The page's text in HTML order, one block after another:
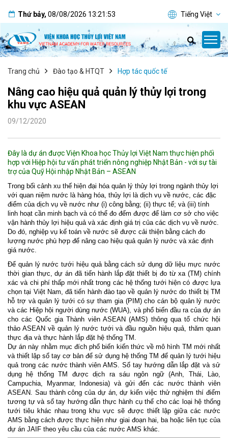
Thứ bảy, 08/08/2026 13:21:54 Tiếng Việt
Trang chủ Đào tạo & HTQT Hợp tác quốc tế
Nâng cao hiệu quả quản lý thủy lợi trong
khu vực ASEAN
09/12/2020
Đây là dự án được Viện Khoa học Thủy lợi Việt Nam thực hiện phối
hợp với Hiệp hội tư vấn phát triển nông nghiệp Nhật Bản - với sự tài
trợ của Quỹ Hội nhập Nhật Bản – ASEAN
Trong bối cảnh xu thế hiện đại hóa quản lý thủy lợi trong ngành thủy lợi
với quan niệm nước là hàng hóa, thủy lợi là dịch vụ về nước, các đặc
điểm của dịch vụ về nước như (i) công bằng; (ii) thực tế; và (iii) tính
linh hoạt cần minh bạch và có thể đo đếm được để làm cơ sở cho việc
vận hành thủy lợi hiệu quả và xác định giá trị của các dịch vụ về nước.
Do đó, nghiệp vụ kế toán về nước sẽ được cải thiện bằng cách đo
lượng nước phù hợp để nâng cao hiệu quả quản lý nước và xác định
giá nước.
Để quản lý nước tưới hiệu quả bằng cách sử dụng dữ liệu mực nước
thời gian thực, dự án đã tiến hành lắp đặt thiết bị đo từ xa (TM) chính
xác và chi phí thấp mới nhất trong các hệ thống tưới hiện có được lựa
chọn tại Việt Nam, đã tiến hành đào tạo về quản lý nước do thiết bị TM
hỗ trợ và quản lý tưới có sự tham gia (PIM) cho cán bộ quản lý nước
và các Hiệp hội người dùng nước (WUA), và phổ biến đầu ra của dự án
cho các Quốc gia Thành viên ASEAN (AMS) thông qua tổ chức hội
thảo ASEAN về quản lý nước tưới và đầu nguồn hiệu quả, thăm quan
thực địa và thực hành lắp đặt hệ thống TM.
Dự án này nhằm mục đích phổ biến kiến thức về mô hình TM mới nhất
và thiết lập sổ tay cơ bản để sử dụng hệ thống TM để quản lý tưới hiệu
quả trong các nước thành viên AMS. Sổ tay hướng dẫn lắp đặt và sử
dụng hệ thống TM được dịch ra sáu ngôn ngữ (Anh, Thái, Lào,
Campuchia, Myanmar, Indonesia) và gửi đến các nước thành viên
ASEAN. Sau thành công của dự án, dự kiến việc thử nghiệm thí điểm
tương tự và sổ tay hướng dẫn thực hành cụ thể cho các loại hệ thống
tưới tiêu khác nhau trong khu vực sẽ được thiết lập giữa các nước
AMS bằng cách được thực hiện như giai đoạn hai, ba hoặc liên tục của
dự án JAIF theo yêu cầu của các nước AMS khác.